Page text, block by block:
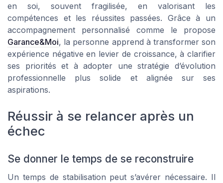
en soi, souvent fragilisée, en valorisant les
compétences et les réussites passées. Grâce à un
accompagnement personnalisé comme le propose
Garance&Moi, la personne apprend à transformer son
expérience négative en levier de croissance, à clarifier
ses priorités et à adopter une stratégie d’évolution
professionnelle plus solide et alignée sur ses
aspirations.
Réussir à se relancer après un
échec
Se donner le temps de se reconstruire
Un temps de stabilisation peut s’avérer nécessaire. Il